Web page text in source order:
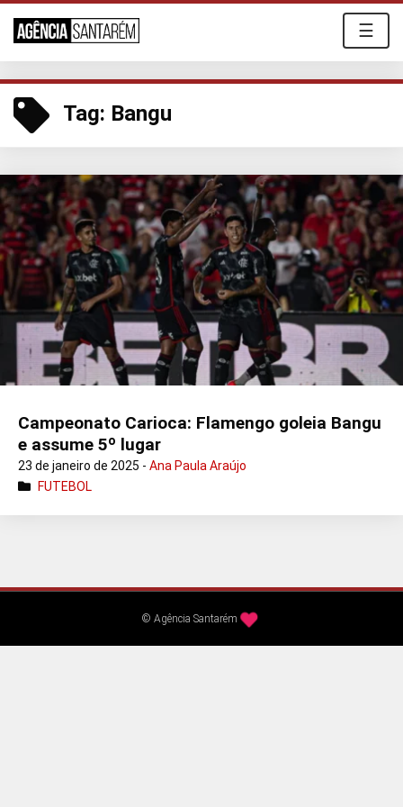
☰
Tag: Bangu
Campeonato Carioca: Flamengo goleia Bangu
e assume 5º lugar
23 de janeiro de 2025 - Ana Paula Araújo
FUTEBOL
© Agência Santarém